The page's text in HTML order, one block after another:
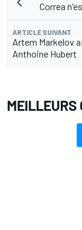
Correa
ARTICLE SUIVANT
Artem Markelov
Anthoine Hubert
MEILLEURS